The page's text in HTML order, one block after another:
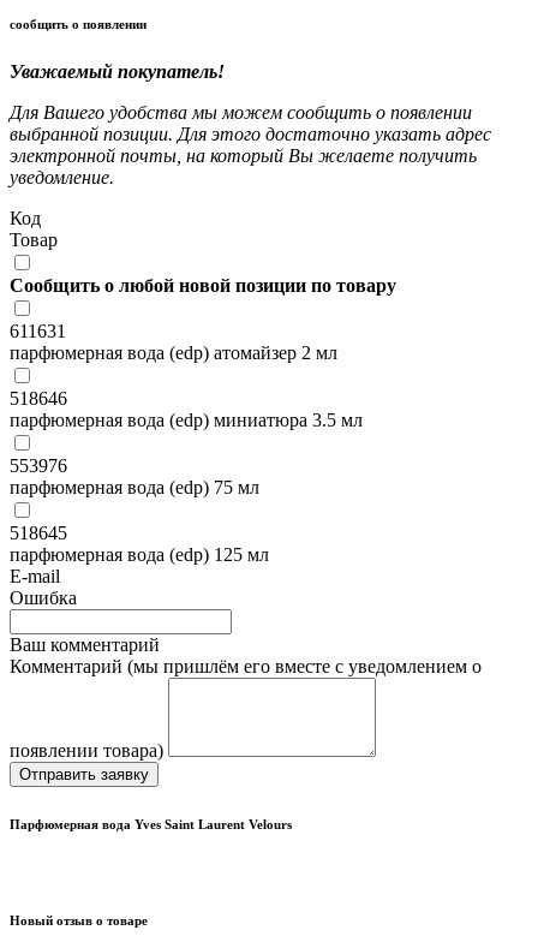
сообщить о появлении
Уважаемый покупатель!
Для Вашего удобства мы можем сообщить о появлении
выбранной позиции. Для этого достаточно указать адрес
электронной почты, на который Вы желаете получить
уведомление.
Код
Товар
Сообщить о любой новой позиции по товару
611631
парфюмерная вода (edp) атомайзер 2 мл
518646
парфюмерная вода (edp) миниатюра 3.5 мл
553976
парфюмерная вода (edp) 75 мл
518645
парфюмерная вода (edp) 125 мл
E-mail
Ошибка
Ваш комментарий
Комментарий (мы пришлём его вместе с уведомлением о
появлении товара)
Отправить заявку
Парфюмерная вода Yves Saint Laurent Velours
Новый отзыв о товаре